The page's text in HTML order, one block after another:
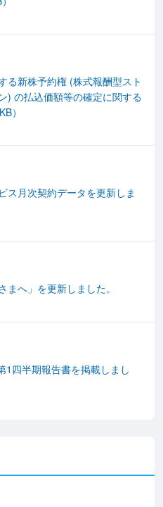
る新株予約権 (株式報酬型スト
) の払込価額等の確定に関する
）
ス月次契約データを更新しま
まへ」を更新しました。
1四半期報告書を掲載しまし